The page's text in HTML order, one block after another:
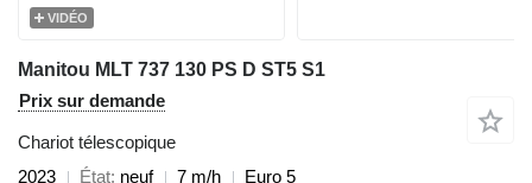
VIDÉO
Manitou MLT 737 130 PS D ST5 S1
Prix sur demande
Chariot télescopique
2023
État neuf 7 m/h
Euro 5